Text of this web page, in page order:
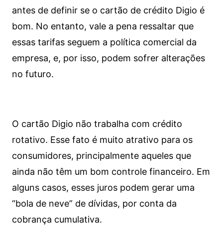
antes de definir se o cartão de crédito Digio é
bom. No entanto, vale a pena ressaltar que
essas tarifas seguem a política comercial da
empresa, e, por isso, podem sofrer alterações
no futuro.
O cartão Digio não trabalha com crédito
rotativo. Esse fato é muito atrativo para os
consumidores, principalmente aqueles que
ainda não têm um bom controle financeiro. Em
alguns casos, esses juros podem gerar uma
“bola de neve” de dívidas, por conta da
cobrança cumulativa.